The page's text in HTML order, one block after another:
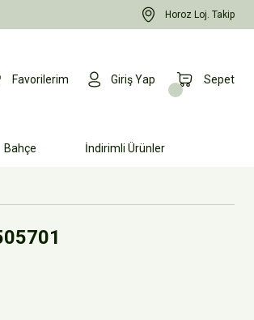
Horoz Loj. Takip
Favorilerim Giriş Yap Sepet
Bahçe İndirimli Ürünler